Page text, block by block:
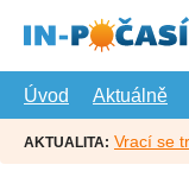
hlavní
Úvod
Aktuálně
AKTUALITA: Vrací se